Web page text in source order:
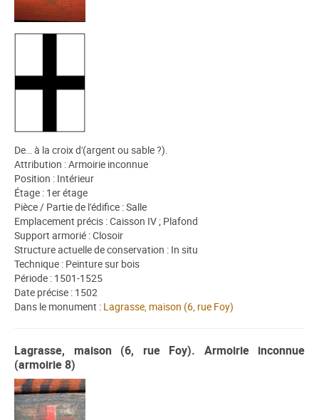
De… à la croix d'(argent ou sable ?).
Attribution : Armoirie inconnue
Position : Intérieur
Étage : 1er étage
Pièce / Partie de l'édifice : Salle
Emplacement précis : Caisson IV ; Plafond
Support armorié : Closoir
Structure actuelle de conservation : In situ
Technique : Peinture sur bois
Période : 1501-1525
Date précise : 1502
Dans le monument : Lagrasse, maison (6, rue Foy)
Lagrasse, maison (6, rue Foy). Armoirie inconnue
(armoirie 8)